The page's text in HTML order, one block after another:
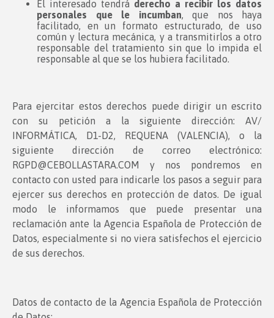
El interesado tendrá derecho a recibir los datos
personales que le incumban, que nos haya
facilitado, en un formato estructurado, de uso
común y lectura mecánica, y a transmitirlos a otro
responsable del tratamiento sin que lo impida el
responsable al que se los hubiera facilitado.
Para ejercitar estos derechos puede dirigir un escrito
con su petición a la siguiente dirección: AV/
INFORMÁTICA, D1-D2, REQUENA (VALENCIA), o la
siguiente dirección de correo electrónico:
RGPD@CEBOLLASTARA.COM y nos pondremos en
contacto con usted para indicarle los pasos a seguir para
ejercer sus derechos en protección de datos. De igual
modo le informamos que puede presentar una
reclamación ante la Agencia Española de Protección de
Datos, especialmente si no viera satisfechos el ejercicio
de sus derechos.
Datos de contacto de la Agencia Española de Protección